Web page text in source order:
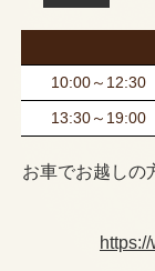
10:00～12:30
13:30～19:00
お車でお越しの